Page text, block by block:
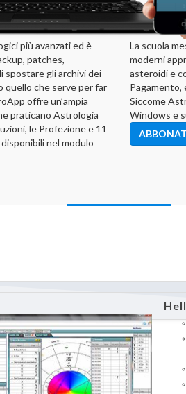
più avanzati ed è
patches,
spostare gli archivi dei
quello che serve per far
offre un’ampia
praticano Astrologia
le Profezione e 11
nel modulo
La scuola
moderni
asteroidi e
Pagamento,
Siccome
Windows e